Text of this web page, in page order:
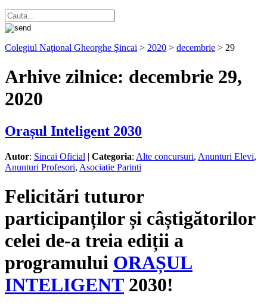
Colegiul Naţional Gheorghe Şincai > 2020 > decembrie > 29
Arhive zilnice: decembrie 29,
2020
Orașul Inteligent 2030
Autor: Sincai Oficial | Categoria: Alte concursuri, Anunturi Elevi,
Anunturi Profesori, Asociatie Parinti
Felicitări tuturor
participanților și câștigătorilor
celei de-a treia ediții a
programului ORAȘUL
INTELIGENT 2030!